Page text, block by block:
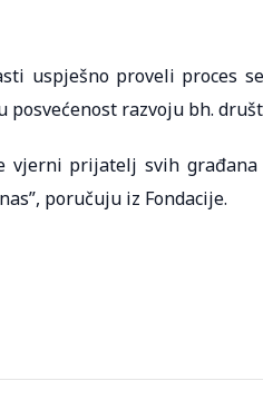
uspješno proveli proces
razvoju bh.
vjerni prijatelj svih
poručuju iz Fondacije.